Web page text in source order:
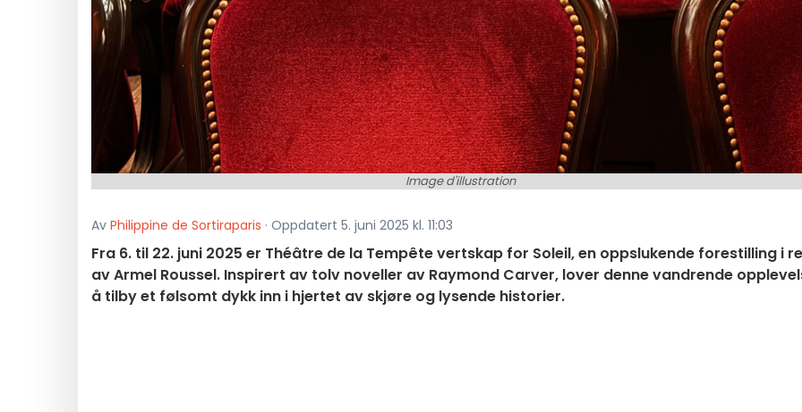
Image d'illustration
Av Philippine de Sortiraparis · Oppdatert 5. juni 2025 kl. 11:03
Fra 6. til 22. juni 2025 er Théâtre de la Tempête vertskap for Soleil, en oppslukende forestilling i
av Armel Roussel. Inspirert av tolv noveller av Raymond Carver, lover denne vandrende
å tilby et følsomt dykk inn i hjertet av skjøre og lysende historier.